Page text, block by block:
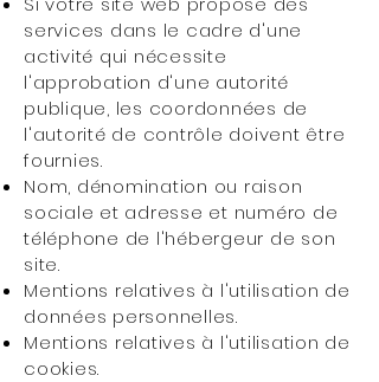
services dans le cadre d'une
activité qui nécessite
l'approbation d'une autorité
publique, les coordonnées de
l'autorité de contrôle doivent être
fournies. ​​​
Nom, dénomination ou raison
sociale et adresse et numéro de
téléphone de l'hébergeur de son
site.
Mentions relatives à l'utilisation de
données personnelles.
Mentions relatives à l'utilisation de
cookies.